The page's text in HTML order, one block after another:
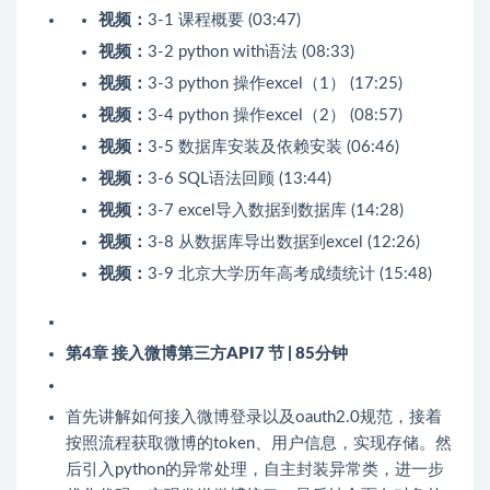
视频： 3-1 课程概要 (03:47)
视频： 3-2 python with语法 (08:33)
视频： 3-3 python 操作excel（1） (17:25)
视频： 3-4 python 操作excel（2） (08:57)
视频： 3-5 数据库安装及依赖安装 (06:46)
视频： 3-6 SQL语法回顾 (13:44)
视频： 3-7 excel导入数据到数据库 (14:28)
视频： 3-8 从数据库导出数据到excel (12:26)
视频： 3-9 北京大学历年高考成绩统计 (15:48)
第4章 接入微博第三方API 7 节 | 85分钟
首先讲解如何接入微博登录以及oauth2.0规范，接着
按照流程获取微博的token、用户信息，实现存储。然
后引入python的异常处理，自主封装异常类，进一步